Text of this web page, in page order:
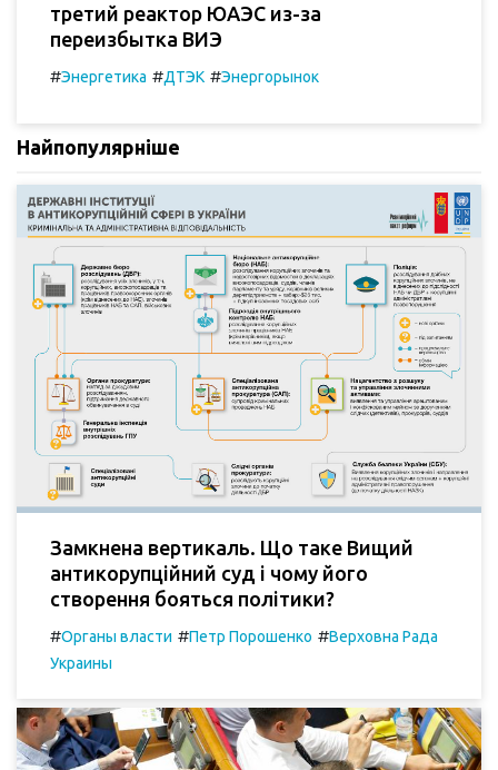
третий реактор ЮАЭС из-за
переизбытка ВИЭ
#Энергетика #ДТЭК #Энергорынок
Найпопулярніше
Замкнена вертикаль. Що таке Вищий
антикорупційний суд і чому його
створення бояться політики?
#Органы власти #Петр Порошенко #Верховна Рада
Украины